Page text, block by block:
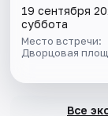
19 сентября
суббота
Место встречи:
Дворцовая
Все